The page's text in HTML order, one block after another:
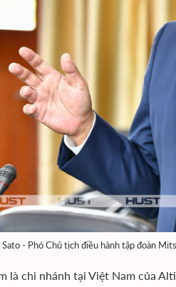
- Phó Chủ tịch điều hành tập đoàn
là chi nhánh tại Việt Nam của